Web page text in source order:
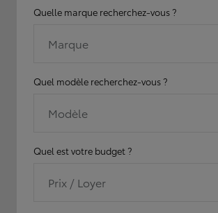
Quelle marque recherchez-vous ?
Marque
Quel modèle recherchez-vous ?
Modèle
Quel est votre budget ?
Prix / Loyer